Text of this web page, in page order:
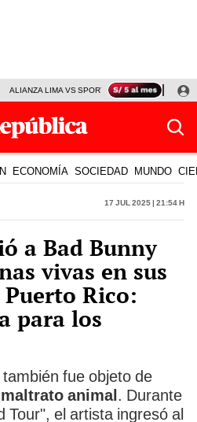
ALIANZA LIMA VS SPORT BOYS JORGE
ECONOMÍA SOCIEDAD MUNDO
17 Jul 2025 | 21:54 h
a Bad Bunny
vivas en sus
Rico:
para los
también fue objeto de
maltrato animal. Durante
Tour", el artista ingresó al